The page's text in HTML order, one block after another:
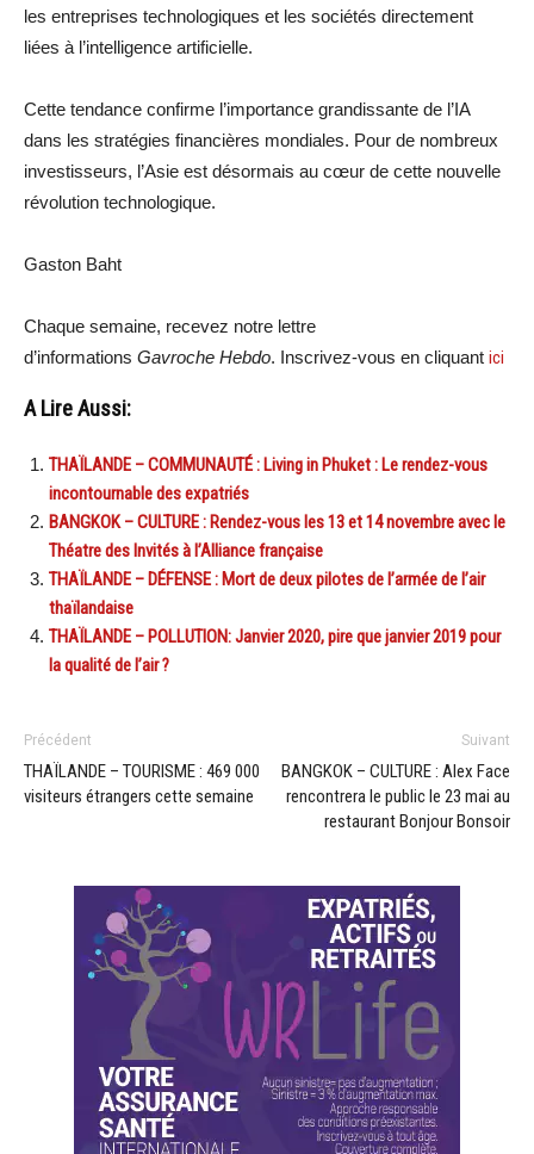
les entreprises technologiques et les sociétés directement
liées à l’intelligence artificielle.
Cette tendance confirme l’importance grandissante de l’IA
dans les stratégies financières mondiales. Pour de nombreux
investisseurs, l’Asie est désormais au cœur de cette nouvelle
révolution technologique.
Gaston Baht
Chaque semaine, recevez notre lettre
d’informations Gavroche Hebdo. Inscrivez-vous en cliquant ici
A Lire Aussi:
THAÏLANDE – COMMUNAUTÉ : Living in Phuket : Le rendez-vous
incontournable des expatriés
BANGKOK – CULTURE : Rendez-vous les 13 et 14 novembre avec le
Théatre des Invités à l’Alliance française
THAÏLANDE – DÉFENSE : Mort de deux pilotes de l’armée de l’air
thaïlandaise
THAÏLANDE – POLLUTION: Janvier 2020, pire que janvier 2019 pour
la qualité de l’air ?
Précédent
THAÏLANDE – TOURISME : 469 000
visiteurs étrangers cette semaine
Suivant
BANGKOK – CULTURE : Alex Face
rencontrera le public le 23 mai au
restaurant Bonjour Bonsoir